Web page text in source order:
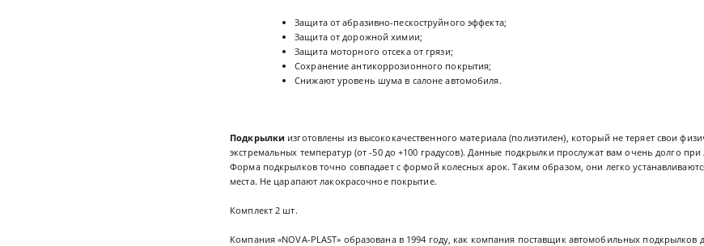
Защита от абразивно-пескоструйного эффекта;
Защита от дорожной химии;
Защита моторного отсека от грязи;
Сохранение антикоррозионного покрытия;
Снижают уровень шума в салоне автомобиля.
Подкрылки изготовлены из высококачественного материала (полиэтилен), который не теряет свои
экстремальных температур (от -50 до +100 градусов). Данные подкрылки прослужат вам очень долго
Форма подкрылков точно совпадает с формой колесных арок. Таким образом, они легко
места. Не царапают лакокрасочное покрытие.
Комплект 2 шт.
Компания «NOVA-PLAST» образована в 1994 году, как компания поставщик автомобильных подкрылков